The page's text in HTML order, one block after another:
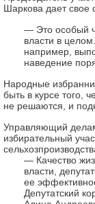
Шаркова дает свое
— Это особый
власти в
например,
наведение
Народные
быть в курсе того,
не решаются, и
Управляющий
избирательный
— Качество
власти,
ее
Депутатский